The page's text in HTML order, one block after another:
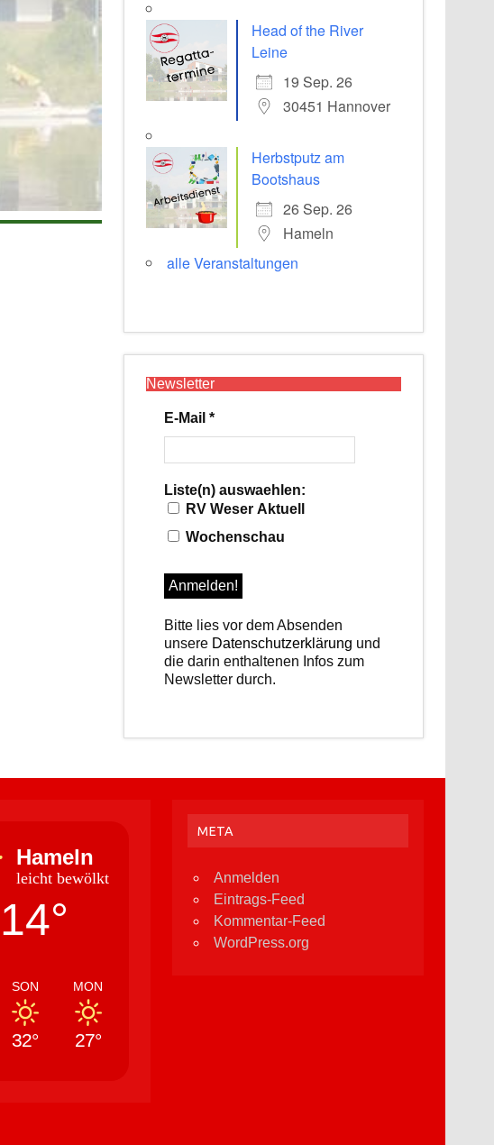
Office 365
Head of the River
Leine
19 Sep. 26
30451 Hannover
Herbstputz am
Bootshaus
26 Sep. 26
Hameln
alle Veranstaltungen
Newsletter
E-Mail*
Liste(n) auswaehlen:
RV Weser Aktuell
Wochenschau
Bitte lies vor dem Absenden
unsere Datenschutzerklärung und
die darin enthaltenen Infos zum
Newsletter durch.
Hameln
leicht bewölkt
14°
SON
32°
MON
27°
META
Anmelden
Eintrags-Feed
Kommentar-Feed
WordPress.org